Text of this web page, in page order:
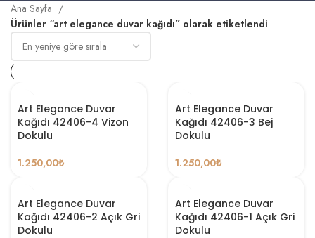
Ana Sayfa
Ürünler “art elegance duvar kağıdı” olarak etiketlendi
Art Elegance Duvar
Kağıdı 42406-4 Vizon
Dokulu
1.250,00₺
Art Elegance Duvar
Kağıdı 42406-3 Bej
Dokulu
1.250,00₺
Art Elegance Duvar
Kağıdı 42406-2 Açık Gri
Dokulu
Art Elegance Duvar
Kağıdı 42406-1 Açık Gri
Dokulu